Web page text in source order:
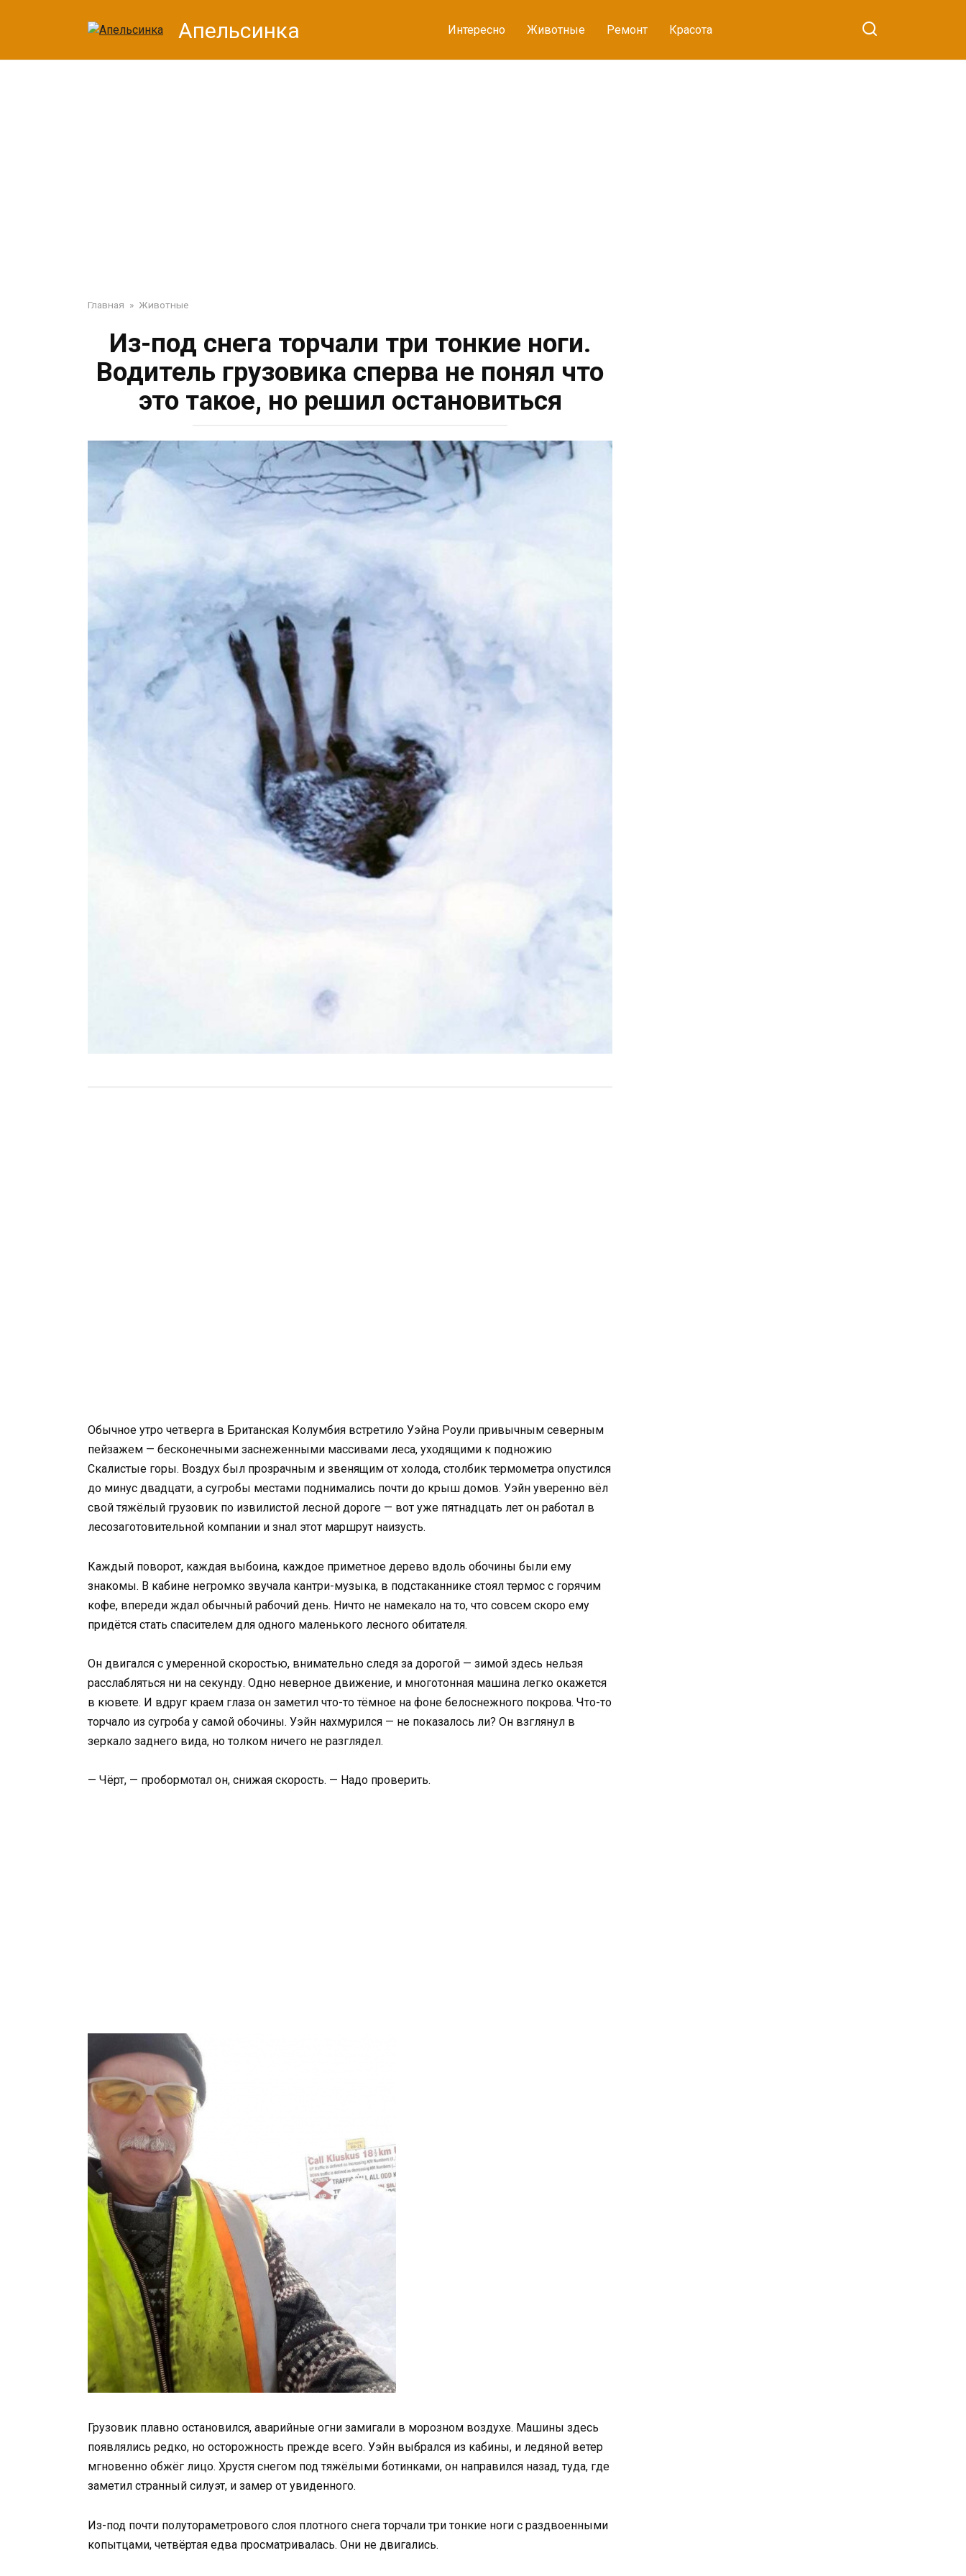
Апельсинка Интересно Животные Ремонт Красота
Главная » Животные
Из-под снега торчали три тонкие ноги.
Водитель грузовика сперва не понял что
это такое, но решил остановиться
Обычное утро четверга в Британская Колумбия встретило Уэйна Роули привычным северным
пейзажем — бесконечными заснеженными массивами леса, уходящими к подножию
Скалистые горы. Воздух был прозрачным и звенящим от холода, столбик термометра опустился
до минус двадцати, а сугробы местами поднимались почти до крыш домов. Уэйн уверенно вёл
свой тяжёлый грузовик по извилистой лесной дороге — вот уже пятнадцать лет он работал в
лесозаготовительной компании и знал этот маршрут наизусть.
Каждый поворот, каждая выбоина, каждое приметное дерево вдоль обочины были ему
знакомы. В кабине негромко звучала кантри-музыка, в подстаканнике стоял термос с горячим
кофе, впереди ждал обычный рабочий день. Ничто не намекало на то, что совсем скоро ему
придётся стать спасителем для одного маленького лесного обитателя.
Он двигался с умеренной скоростью, внимательно следя за дорогой — зимой здесь нельзя
расслабляться ни на секунду. Одно неверное движение, и многотонная машина легко окажется
в кювете. И вдруг краем глаза он заметил что-то тёмное на фоне белоснежного покрова. Что-то
торчало из сугроба у самой обочины. Уэйн нахмурился — не показалось ли? Он взглянул в
зеркало заднего вида, но толком ничего не разглядел.
— Чёрт, — пробормотал он, снижая скорость. — Надо проверить.
Грузовик плавно остановился, аварийные огни замигали в морозном воздухе. Машины здесь
появлялись редко, но осторожность прежде всего. Уэйн выбрался из кабины, и ледяной ветер
мгновенно обжёг лицо. Хрустя снегом под тяжёлыми ботинками, он направился назад, туда, где
заметил странный силуэт, и замер от увиденного.
Из-под почти полутораметрового слоя плотного снега торчали три тонкие ноги с раздвоенными
копытцами, четвёртая едва просматривалась. Они не двигались.